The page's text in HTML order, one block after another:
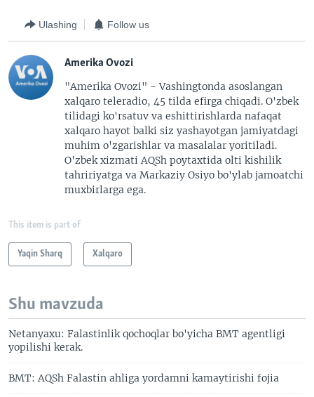
Ulashing Follow us
Amerika Ovozi
"Amerika Ovozi" - Vashingtonda asoslangan
xalqaro teleradio, 45 tilda efirga chiqadi. O'zbek
tilidagi ko'rsatuv va eshittirishlarda nafaqat
xalqaro hayot balki siz yashayotgan jamiyatdagi
muhim o'zgarishlar va masalalar yoritiladi.
O'zbek xizmati AQSh poytaxtida olti kishilik
tahririyatga va Markaziy Osiyo bo'ylab jamoatchi
muxbirlarga ega.
This item is part of
Yaqin Sharq Xalqaro
Shu mavzuda
Netanyaxu: Falastinlik qochoqlar bo'yicha BMT agentligi
yopilishi kerak.
BMT: AQSh Falastin ahliga yordamni kamaytirishi fojia